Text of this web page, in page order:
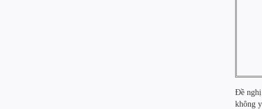
Đề nghị
không